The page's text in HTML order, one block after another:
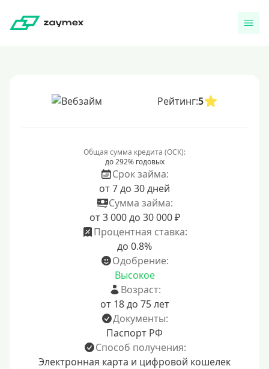
Рейтинг:5
Общая сумма кредита (ОСК):
до 292% годовых
Срок займа:
от 7 до 30 дней
Сумма займа:
от 3 000 до 30 000 ₽
Процентная ставка:
до 0.8%
Одобрение:
Высокое
Возраст:
от 18 до 75 лет
Документы:
Паспорт РФ
Способ получения:
Электронная карта и цифровой кошелек